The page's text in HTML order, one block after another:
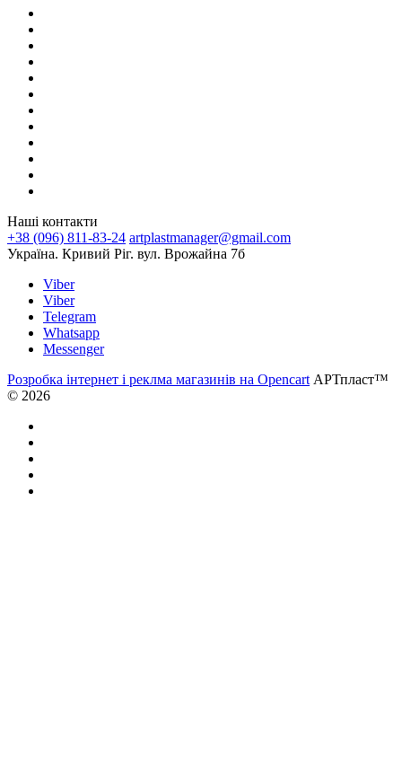
Наші контакти
+38 (096) 811-83-24 artplastmanager@gmail.com
Україна. Кривий Ріг. вул. Врожайна 7б
Viber
Viber
Telegram
Whatsapp
Messenger
Розробка інтернет і реклма магазинів на Opencart АРТпласт™
© 2026